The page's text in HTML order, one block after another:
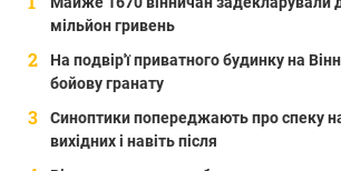
мільйон гривень
На подвір'ї приватного будинку на
бойову гранату
Синоптики попереджають про спеку
вихідних і навіть після